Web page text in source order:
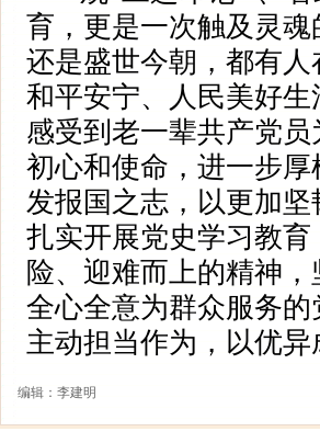
育，更是一次触及灵
还是盛世今朝，都有
和平安宁、人民美好
感受到老一辈共产党
初心和使命，进一步
发报国之志，以更加
扎实开展党史学习教
险、迎难而上的精神
全心全意为群众服务
主动担当作为，以优
编辑：李建明